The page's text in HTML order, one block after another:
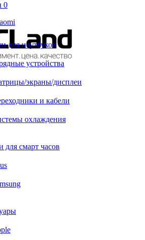
0
для ноутбуков
устройства
экраны/дисплеи
и кабели
охлаждения
для смарт часов